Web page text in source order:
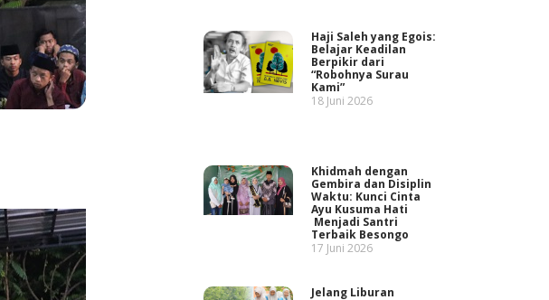
Haji Saleh yang Egois:
Belajar Keadilan
Berpikir dari
“Robohnya Surau
Kami”
18 Juni 2026
Khidmah dengan
Gembira dan Disiplin
Waktu: Kunci Cinta
Ayu Kusuma Hati
Menjadi Santri
Terbaik Besongo
17 Juni 2026
Jelang Liburan